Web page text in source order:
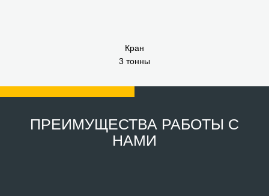
Кран
3 тонны
ПРЕИМУЩЕСТВА РАБОТЫ С
НАМИ